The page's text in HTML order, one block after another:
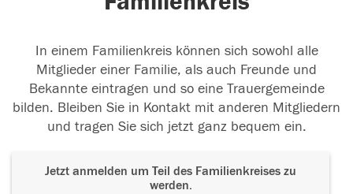
In einem Familienkreis können sich sowohl alle
Mitglieder einer Familie, als auch Freunde und
Bekannte eintragen und so eine Trauergemeinde
bilden. Bleiben Sie in Kontakt mit anderen Mitgliedern
und tragen Sie sich jetzt ganz bequem ein.
Jetzt anmelden um Teil des Familienkreises zu
werden.